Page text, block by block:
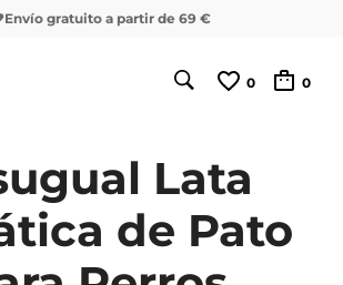
gratuito a partir de 69 €
0 0
Lata
de Pato